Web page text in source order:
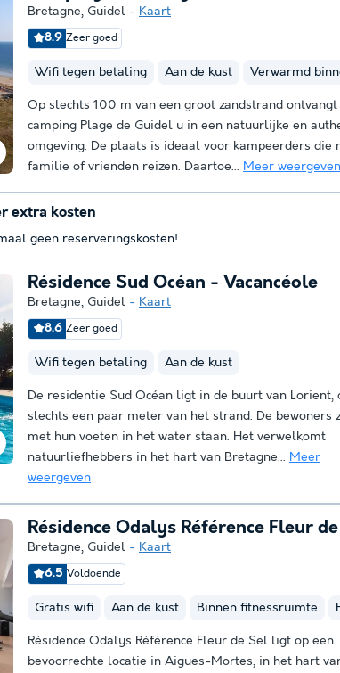
Bretagne, Guidel
Kaart
8.9 Zeer goed
Wifi tegen betaling Aan de kust Verwarmd
Op slechts 100 m van een groot zandstrand ontvangt
camping Plage de Guidel u in een natuurlijke en
omgeving. De plaats is ideaal voor kampeerders die
familie of vrienden reizen. Daartoe... Meer weergeven
Résidence Sud Océan - Vacancéole
Bretagne, Guidel
Kaart
8.6 Zeer goed
Wifi tegen betaling Aan de kust
De residentie Sud Océan ligt in de buurt van Lorient,
slechts een paar meter van het strand. De bewoners
met hun voeten in het water staan. Het verwelkomt
natuurliefhebbers in het hart van Bretagne... Meer
weergeven
Résidence Odalys Référence Fleur
Bretagne, Guidel
Kaart
6.5 Voldoende
Gratis wifi Aan de kust Binnen fitnessruimte
Résidence Odalys Référence Fleur de Sel ligt op een
bevoorrechte locatie in Aigues-Mortes, in het hart
extra kosten
geen reserveringskosten!